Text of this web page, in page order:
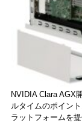
NVIDIA Clara AGX
ルタイムのポイン
ラットフォームを